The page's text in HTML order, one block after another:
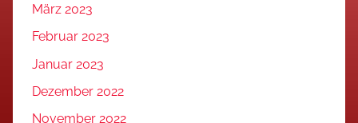
März 2023
Februar 2023
Januar 2023
Dezember 2022
November 2022